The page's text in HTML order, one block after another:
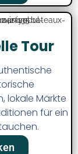
Tour
lokale Märkte
für ein